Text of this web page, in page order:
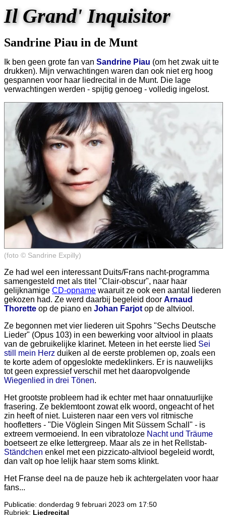
Il Grand' Inquisitor
Sandrine Piau in de Munt
Ik ben geen grote fan van Sandrine Piau (om het zwak uit te
drukken). Mijn verwachtingen waren dan ook niet erg hoog
gespannen voor haar liedrecital in de Munt. Die lage
verwachtingen werden - spijtig genoeg - volledig ingelost.
(foto © Sandrine Expilly)
Ze had wel een interessant Duits/Frans nacht-programma
samengesteld met als titel "Clair-obscur", naar haar
gelijknamige CD-opname waaruit ze ook een aantal liederen
gekozen had. Ze werd daarbij begeleid door Arnaud
Thorette op de piano en Johan Farjot op de altviool.
Ze begonnen met vier liederen uit Spohrs "Sechs Deutsche
Lieder" (Opus 103) in een bewerking voor altviool in plaats
van de gebruikelijke klarinet. Meteen in het eerste lied Sei
still mein Herz duiken al de eerste problemen op, zoals een
te korte adem of opgeslokte medeklinkers. Er is nauwelijks
tot geen expressief verschil met het daaropvolgende
Wiegenlied in drei Tönen.
Het grootste probleem had ik echter met haar onnatuurlijke
frasering. Ze beklemtoont zowat elk woord, ongeacht of het
zin heeft of niet. Luisteren naar een vers vol ritmische
hoofletters - "Die Vöglein Singen Mit Süssem Schall" - is
extreem vermoeiend. In een vibratoloze Nacht und Träume
boetseert ze elke lettergreep. Maar als ze in het Rellstab-
Ständchen enkel met een pizzicato-altviool begeleid wordt,
dan valt op hoe lelijk haar stem soms klinkt.
Het Franse deel na de pauze heb ik achtergelaten voor haar
fans...
Publicatie: donderdag 9 februari 2023 om 17:50
Rubriek: Liedrecital